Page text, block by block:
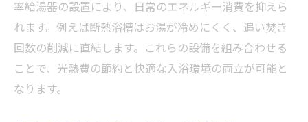
率給湯器の設置により、日常のエネルギー消費を抑えら
れます。例えば断熱浴槽はお湯が冷めにくく、追い焚き
回数の削減に直結します。これらの設備を組み合わせる
ことで、光熱費の節約と快適な入浴環境の両立が可能と
なります。